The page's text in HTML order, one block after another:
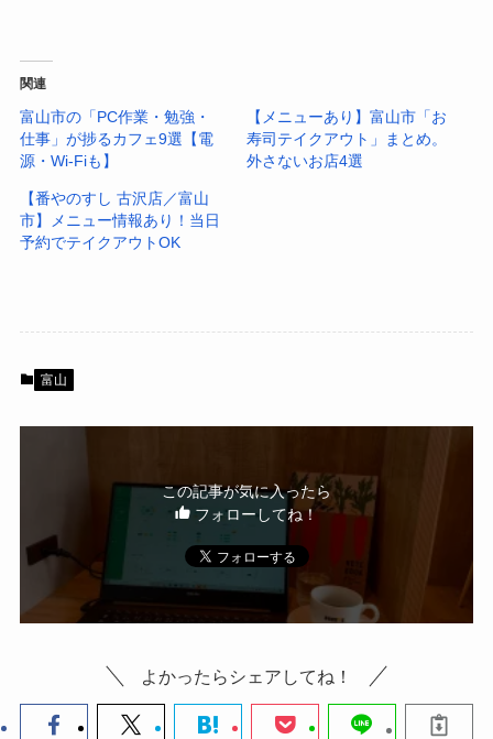
関連
富山市の「PC作業・勉強・
仕事」が捗るカフェ9選【電
源・Wi-Fiも】
【メニューあり】富山市「お
寿司テイクアウト」まとめ。
外さないお店4選
【番やのすし 古沢店／富山
市】メニュー情報あり！当日
予約でテイクアウトOK
富山
この記事が気に入ったら
フォローしてね！
よかったらシェアしてね！